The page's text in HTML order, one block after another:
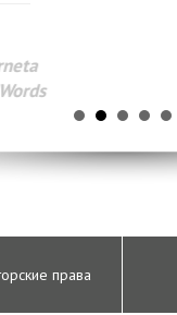
веб-сайтов
интернета.
права